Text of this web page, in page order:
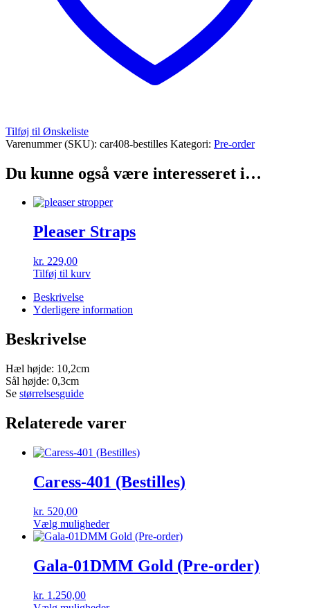
Tilføj til Ønskeliste
Varenummer (SKU): car408-bestilles Kategori: Pre-order
Du kunne også være interesseret i…
Pleaser Straps
kr. 229,00
Tilføj til kurv
Beskrivelse
Yderligere information
Beskrivelse
Hæl højde: 10,2cm
Sål højde: 0,3cm
Se størrelsesguide
Relaterede varer
Caress-401 (Bestilles)
kr. 520,00
Vælg mulighederDette
vare
flere
varianter.
Gala-01DMM Gold (Pre-order)
kr. 1.250,00